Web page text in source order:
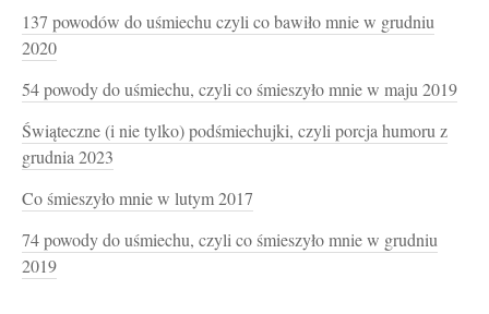
137 powodów do uśmiechu czyli co bawiło mnie w grudniu
2020
54 powody do uśmiechu, czyli co śmieszyło mnie w maju 2019
Świąteczne (i nie tylko) podśmiechujki, czyli porcja humoru z
grudnia 2023
Co śmieszyło mnie w lutym 2017
74 powody do uśmiechu, czyli co śmieszyło mnie w grudniu
2019